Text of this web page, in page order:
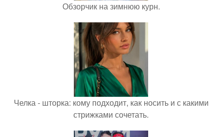
Обзорчик на зимнюю курн.
Челка - шторка: кому подходит, как носить и с какими
стрижками сочетать.